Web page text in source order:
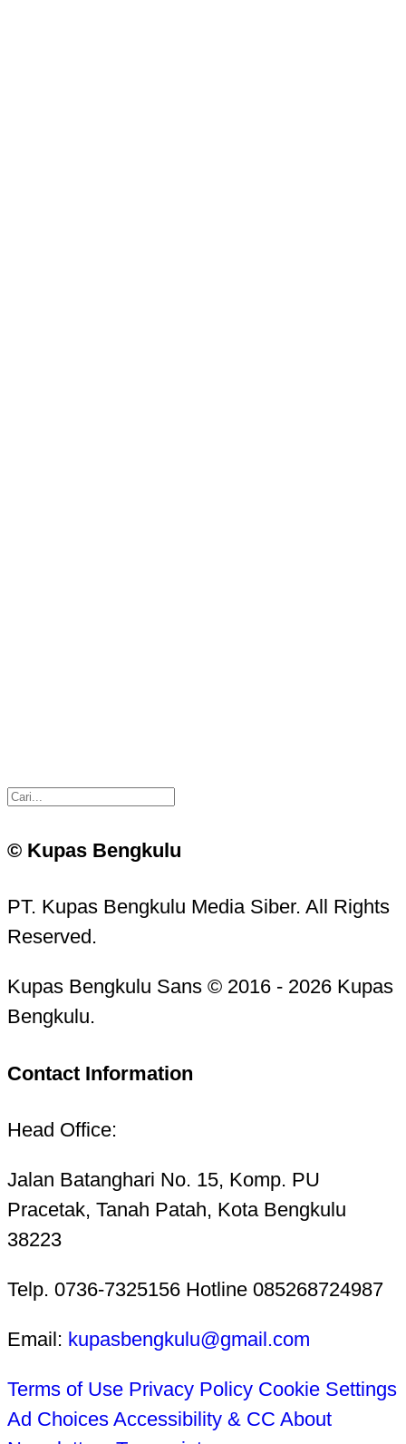
© Kupas Bengkulu
PT. Kupas Bengkulu Media Siber. All Rights
Reserved.
Kupas Bengkulu Sans © 2016 - 2026 Kupas
Bengkulu.
Contact Information
Head Office:
Jalan Batanghari No. 15, Komp. PU
Pracetak, Tanah Patah, Kota Bengkulu
38223
Telp. 0736-7325156 Hotline 085268724987
Email: kupasbengkulu@gmail.com
Terms of Use Privacy Policy Cookie Settings
Ad Choices Accessibility & CC About